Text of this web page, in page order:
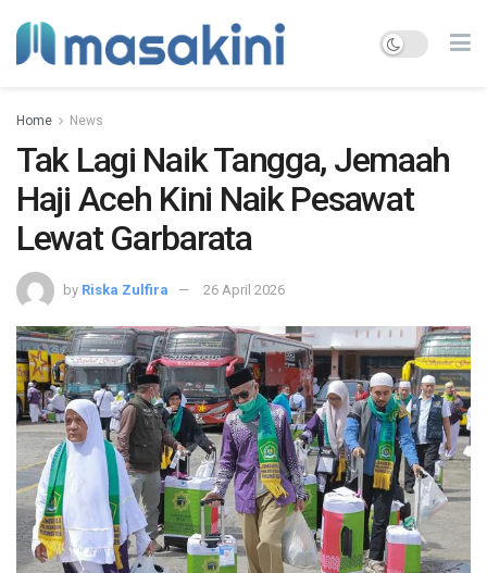
Home News
Tak Lagi Naik Tangga, Jemaah
Haji Aceh Kini Naik Pesawat
Lewat Garbarata
by Riska Zulfira 26 April 2026